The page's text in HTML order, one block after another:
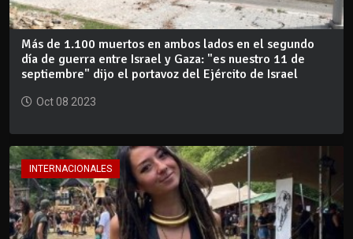
Más de 1.100 muertos en ambos lados en el segundo
día de guerra entre Israel y Gaza: "es nuestro 11 de
septiembre" dijo el portavoz del Ejército de Israel
Oct 08 2023
INTERNACIONALES